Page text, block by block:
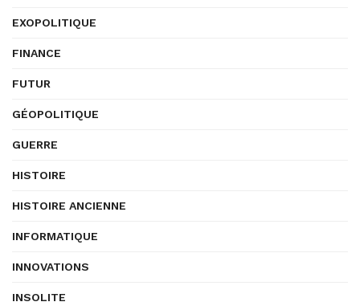
EXOPOLITIQUE
FINANCE
FUTUR
GÉOPOLITIQUE
GUERRE
HISTOIRE
HISTOIRE ANCIENNE
INFORMATIQUE
INNOVATIONS
INSOLITE